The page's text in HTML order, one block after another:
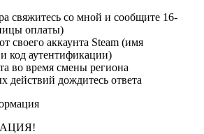
свяжитесь со мной и сообщите 16-
оплаты)
своего аккаунта Steam (имя
код аутентификации)
во время смены региона
действий дождитесь ответа